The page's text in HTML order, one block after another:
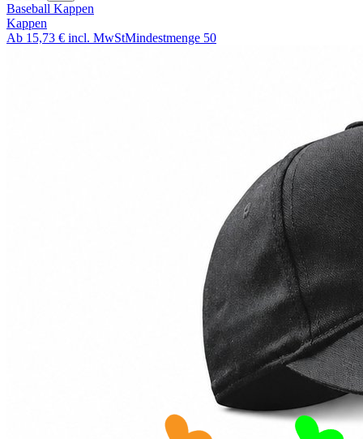
Baseball Kappen
Kappen
Ab 15,73 € incl. MwStMindestmenge 50